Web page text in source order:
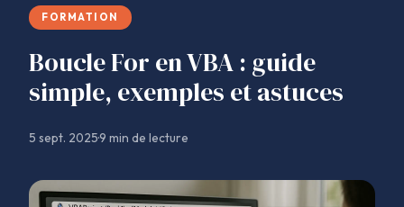
Marketing
Finance
FORMATION
Boucle For en VBA : guide
simple, exemples et astuces
5 sept. 2025·9 min de lecture